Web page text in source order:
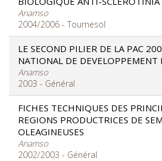
Anamso
2004/2006 - Tournesol
LE SECOND PILIER DE LA PAC
NATIONAL DE DEVELOPPEMENT
Anamso
2003 - Général
FICHES TECHNIQUES DES
REGIONS PRODUCTRICES DE
OLEAGINEUSES
Anamso
2002/2003 - Général